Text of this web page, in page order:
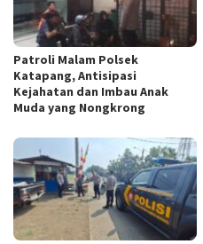
‎Patroli Malam Polsek
Katapang, Antisipasi
Kejahatan dan Imbau Anak
Muda yang Nongkrong